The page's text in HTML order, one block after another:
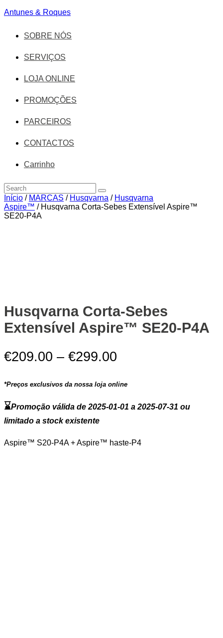
Antunes & Roques
SOBRE NÓS
SERVIÇOS
LOJA ONLINE
PROMOÇÕES
PARCEIROS
CONTACTOS
Carrinho
Início / MARCAS / Husqvarna / Husqvarna
Aspire™ / Husqvarna Corta-Sebes Extensível Aspire™
SE20-P4A
Husqvarna Corta-Sebes
Extensível Aspire™ SE20-P4A
€209.00 – €299.00
*Preços exclusivos da nossa loja online
⌛Promoção válida de 2025-01-01 a 2025-07-31 ou
limitado a stock existente
Aspire™ S20-P4A + Aspire™ haste-P4